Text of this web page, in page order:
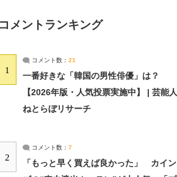
メントランキング
1
コメント数： 21
一番好きな「韓国の男性俳優」は？
【2026年版・人気投票実施中】 | 芸能人
ねとらぼリサーチ
2
コメント数： 7
「もっと早く買えば良かった」 カイン